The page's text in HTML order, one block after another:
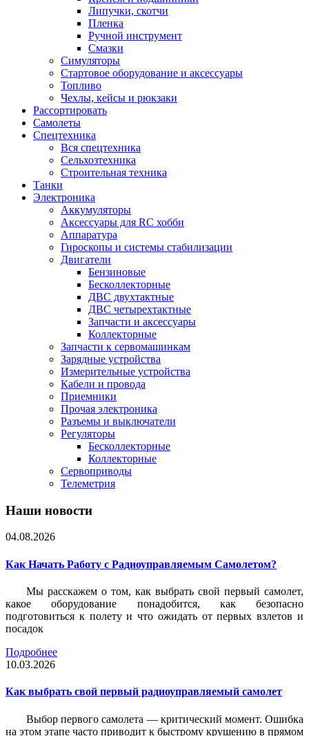
Липучки, скотчи
Пленка
Ручной инструмент
Смазки
Симуляторы
Стартовое оборудование и аксессуары
Топливо
Чехлы, кейсы и рюкзаки
Рассортировать
Самолеты
Спецтехника
Вся спецтехника
Сельхозтехника
Строительная техника
Танки
Электроника
Аккумуляторы
Аксессуары для RC хобби
Аппаратура
Гироскопы и системы стабилизации
Двигатели
Бензиновые
Бесколлекторные
ДВС двухтактные
ДВС четырехтактные
Запчасти и аксессуары
Коллекторные
Запчасти к сервомашинкам
Зарядные устройства
Измерительные устройства
Кабели и провода
Приемники
Прочая электроника
Разъемы и выключатели
Регуляторы
Бесколлекторные
Коллекторные
Сервоприводы
Телеметрия
Наши новости
04.08.2026
Как Начать Работу с Радиоуправляемым Самолетом?
Мы расскажем о том, как выбрать свой первый самолет,
какое оборудование понадобится, как безопасно
подготовиться к полету и что ожидать от первых взлетов и
посадок
Подробнее
10.03.2026
Как выбрать свой первый радиоуправляемый самолет
Выбор первого самолета — критический момент. Ошибка
на этом этапе часто приводит к быстрому крушению в прямом